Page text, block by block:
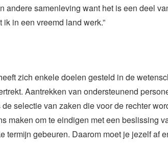
andere samenleving want het is een deel
in een vreemd land werk.”
zich enkele doelen gesteld in de
Aantrekken van ondersteunend
selectie van zaken die voor de rechter
maken om te eindigen met een beslissing
termijn gebeuren. Daarom moet je jezelf af